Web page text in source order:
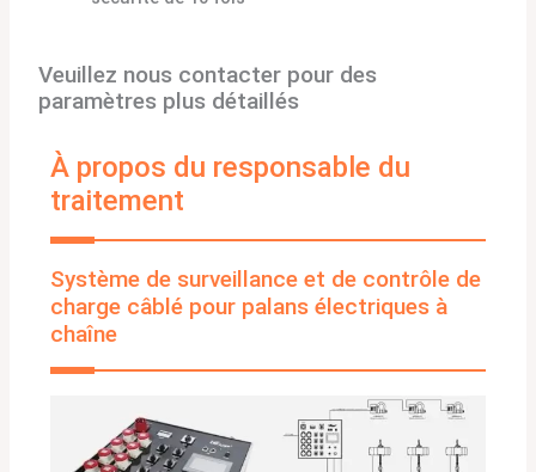
Veuillez nous contacter pour des
paramètres plus détaillés
À propos du responsable du
traitement
Système de surveillance et de contrôle de
charge câblé pour palans électriques à
chaîne